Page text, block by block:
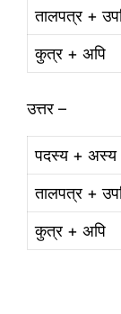
तालपत्र +
कुत्र + अपि
उत्तर –
पदस्य + अस्य
तालपत्र +
कुत्र + अपि